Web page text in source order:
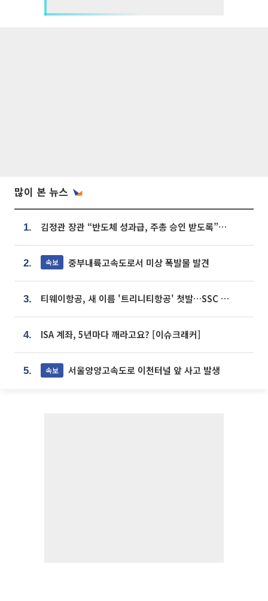
많이 본 뉴스
1. 김정관 장관 “반도체 성과급, 주총 승인 받도록”…상법·자본시장법 개정 시사
2. 속보 중부내륙고속도로서 미상 폭발물 발견
3. 티웨이항공, 새 이름 '트리니티항공' 첫발…SSC 전략 본격화
4. ISA 계좌, 5년마다 깨라고요? [이슈크래커]
5. 속보 서울양양고속도로 이천터널 앞 사고 발생